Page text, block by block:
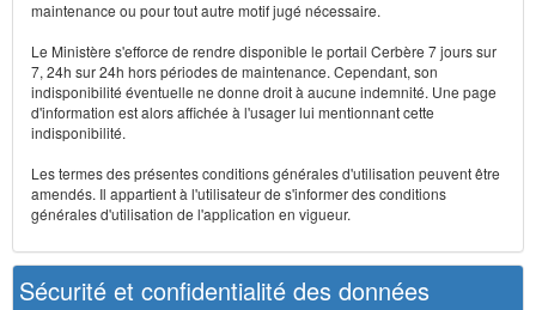
maintenance ou pour tout autre motif jugé nécessaire.
Le Ministère s'efforce de rendre disponible le portail Cerbère 7 jours sur
7, 24h sur 24h hors périodes de maintenance. Cependant, son
indisponibilité éventuelle ne donne droit à aucune indemnité. Une page
d'information est alors affichée à l'usager lui mentionnant cette
indisponibilité.
Les termes des présentes conditions générales d'utilisation peuvent être
amendés. Il appartient à l'utilisateur de s'informer des conditions
générales d'utilisation de l'application en vigueur.
Sécurité et confidentialité des données